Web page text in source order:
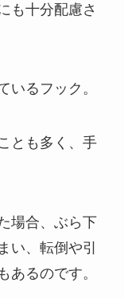
も十分配慮さ
いるフック。
とも多く、手
場合、ぶら下
い、転倒や引
あるのです。